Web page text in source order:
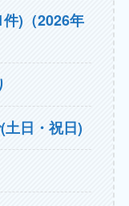
)（2026年
日・祝日)